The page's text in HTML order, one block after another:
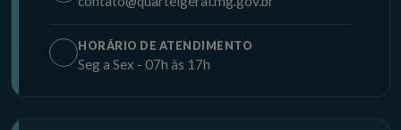
HORÁRIO DE ATENDIMENTO
Seg a Sex - 07h às 17h